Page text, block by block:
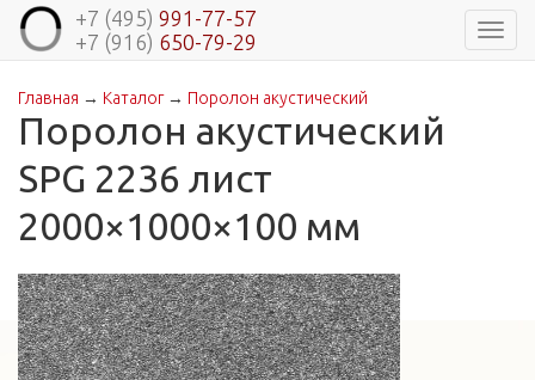
+7 (495) 991-77-57
+7 (916) 650-79-29
Вы здесь
Главная → Каталог→ Поролон акустический
Поролон акустический
SPG 2236 лист
2000×1000×100 мм